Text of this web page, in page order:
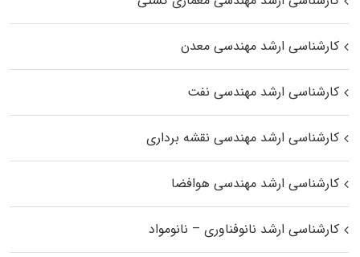
کارشناسی ارشد مهندسی معدن
کارشناسی ارشد مهندسی نفت
کارشناسی ارشد مهندسی نقشه برداری
کارشناسی ارشد مهندسی هوافضا
کارشناسی ارشد نانوفناوری – نانومواد